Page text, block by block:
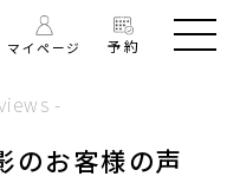
予約
マイページ
-
お客様の声